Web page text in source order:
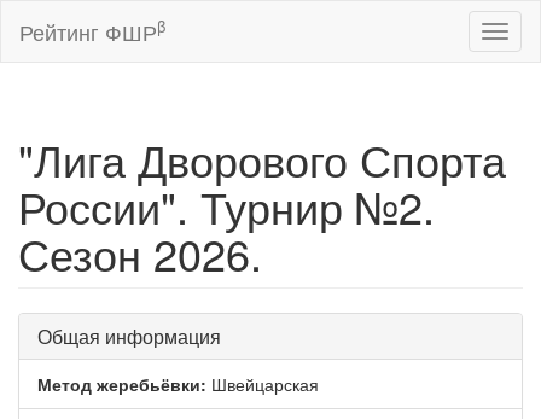
Рейтинг ФШРβ
"Лига Дворового Спорта
России". Турнир №2.
Сезон 2026.
Общая информация
Метод жеребьёвки: Швейцарская